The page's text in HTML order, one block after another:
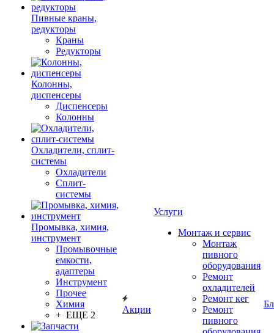
Пивные краны,
редукторы
Краны
Редукторы
Колонны,
диспенсеры
Диспенсеры
Колонны
Охладители, сплит-
системы
Охладители
Сплит-
системы
Промывка, химия,
инструмент
Промывочные
емкости,
адаптеры
Инструмент
Прочее
Химия
+ ЕЩЕ 2
Акции
Услуги
Монтаж и сервис
Монтаж
пивного
оборудования
Ремонт
охладителей
Ремонт кег
Ремонт
пивного